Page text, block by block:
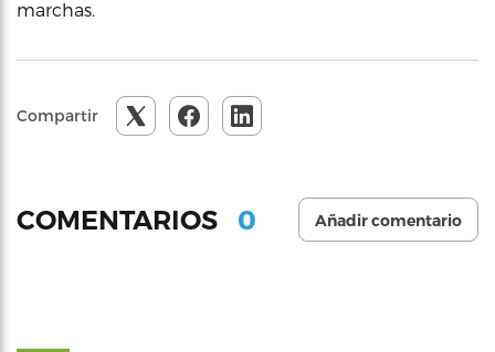
marchas.
Compartir
COMENTARIOS 0 Añadir comentario